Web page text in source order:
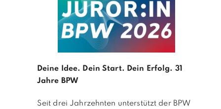
Deine Idee. Dein Start. Dein Erfolg. 31
Jahre BPW
Seit drei Jahrzehnten unterstützt der BPW